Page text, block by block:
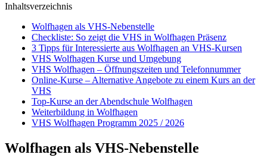
Inhaltsverzeichnis
Wolfhagen als VHS-Nebenstelle
Checkliste: So zeigt die VHS in Wolfhagen Präsenz
3 Tipps für Interessierte aus Wolfhagen an VHS-Kursen
VHS Wolfhagen Kurse und Umgebung
VHS Wolfhagen – Öffnungszeiten und Telefonnummer
Online-Kurse – Alternative Angebote zu einem Kurs an der
VHS
Top-Kurse an der Abendschule Wolfhagen
Weiterbildung in Wolfhagen
VHS Wolfhagen Programm 2025 / 2026
Wolfhagen als VHS-Nebenstelle